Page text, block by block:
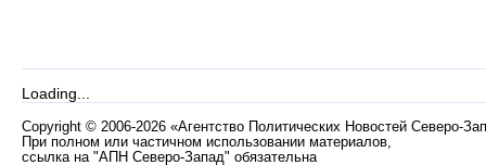
Loading...
Copyright © 2006-2026 «Агентство Политических Новостей Северо-
При полном или частичном использовании материалов,
ссылка на "АПН Северо-Запад" обязательна